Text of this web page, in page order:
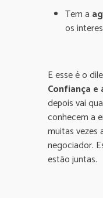
Tem a
os
E esse é o
Confiança e
depois vai
conhecem a
muitas vezes
negociador.
estão juntas.